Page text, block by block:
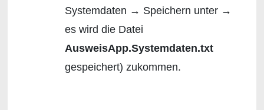
Systemdaten → Speichern unter →
es wird die Datei
AusweisApp.Systemdaten.txt
gespeichert) zukommen.